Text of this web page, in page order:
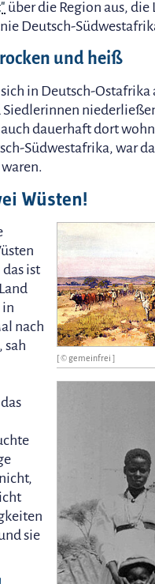
über die Region aus, die
Deutsch-
und heiß
in Deutsch-
dauerhaft dort
Südwestafrika, war
Wüsten!
[ © gemeinfrei ]
ist
in
nach
sah
sie